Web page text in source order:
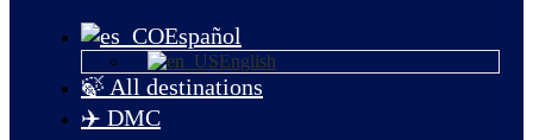
Español
English
🍃 All destinations
✈️ DMC